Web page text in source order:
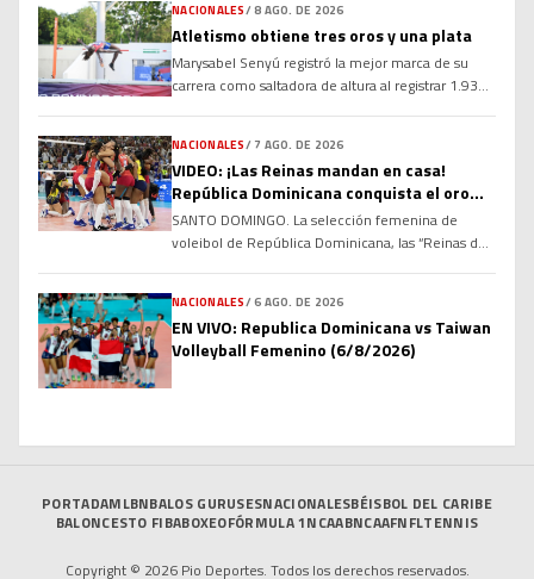
Juegos Centroamericanos y del Caribe Santo
Domingo 2026. Con el oro, el sexteto criollo
extendió a siete su cadena de títulos consecutivos
[…]
NACIONALES/8 AGO. DE 2026
Atletismo obtiene tres oros y una plata
Marysabel Senyú registró la mejor marca de su
carrera como saltadora de altura al registrar 1.93
adueñarse de la medalla de oro de la prueba.
Senyú, quien se convirtió en bicampeona de la
región al retener el título regional, se […]
NACIONALES/ 7 AGO. DE 2026
VIDEO: ¡Las Reinas mandan en casa!
República Dominicana conquista el oro
ante Colombia
SANTO DOMINGO. La selección femenina de
voleibol de República Dominicana, las “Reinas del
Centroamericanos y del Caribe Santo Domingo
2026, tras derrotar este viernes 3-0 a Colombia en
una final disputada a casa llena en el Palacio de
NACIONALES/6 AGO. DE 2026
EN VIVO: Republica Dominicana vs Taiwan
Volleyball Femenino (6/8/2026)
PORTADAMLBNBALOS GURUSESNACIONALESBÉISBOL DEL CARIBE
BALONCESTO FIBABOXEOFÓRMULA 1NCAABNCAAFNFLTENNIS
Copyright © 2026 Pio Deportes. Todos los derechos reservados.